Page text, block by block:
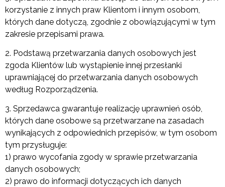
korzystanie z innych praw Klientom i innym osobom,
których dane dotyczą, zgodnie z obowiązującymi w tym
zakresie przepisami prawa.
2. Podstawą przetwarzania danych osobowych jest
zgoda Klientów lub wystąpienie innej przesłanki
uprawniającej do przetwarzania danych osobowych
według Rozporządzenia.
3. Sprzedawca gwarantuje realizację uprawnień osób,
których dane osobowe są przetwarzane na zasadach
wynikających z odpowiednich przepisów, w tym osobom
tym przysługuje:
1) prawo wycofania zgody w sprawie przetwarzania
danych osobowych;
2) prawo do informacji dotyczących ich danych